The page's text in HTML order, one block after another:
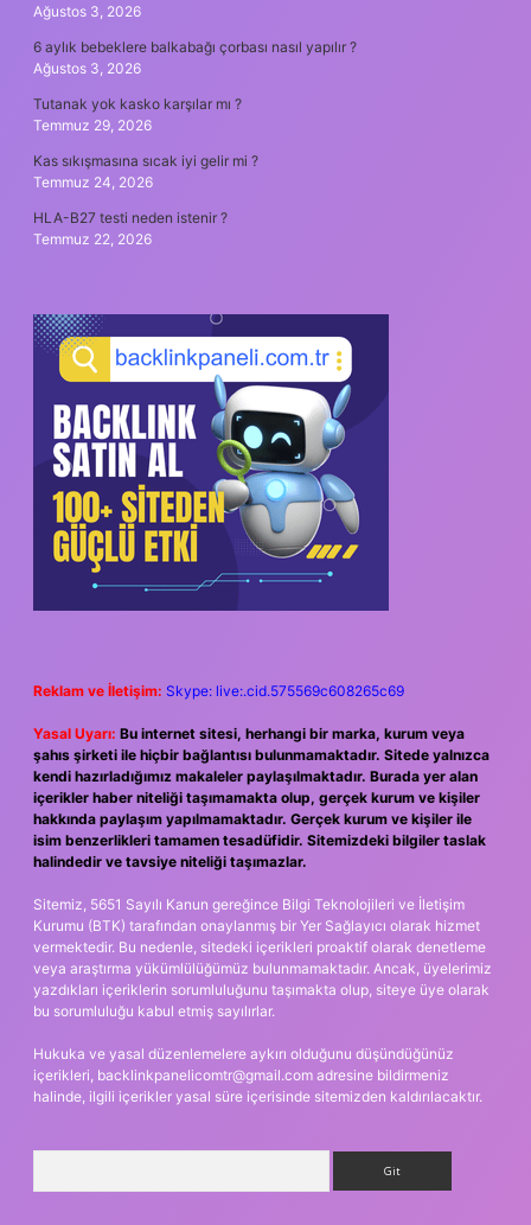
Ağustos 3, 2026
6 aylık bebeklere balkabağı çorbası nasıl yapılır ?
Ağustos 3, 2026
Tutanak yok kasko karşılar mı ?
Temmuz 29, 2026
Kas sıkışmasına sıcak iyi gelir mi ?
Temmuz 24, 2026
HLA-B27 testi neden istenir ?
Temmuz 22, 2026
Reklam ve İletişim: Skype: live:.cid.575569c608265c69
Yasal Uyarı: Bu internet sitesi, herhangi bir marka, kurum veya
şahıs şirketi ile hiçbir bağlantısı bulunmamaktadır. Sitede yalnızca
kendi hazırladığımız makaleler paylaşılmaktadır. Burada yer alan
içerikler haber niteliği taşımamakta olup, gerçek kurum ve kişiler
hakkında paylaşım yapılmamaktadır. Gerçek kurum ve kişiler ile
isim benzerlikleri tamamen tesadüfidir. Sitemizdeki bilgiler taslak
halindedir ve tavsiye niteliği taşımazlar.
Sitemiz, 5651 Sayılı Kanun gereğince Bilgi Teknolojileri ve İletişim
Kurumu (BTK) tarafından onaylanmış bir Yer Sağlayıcı olarak hizmet
vermektedir. Bu nedenle, sitedeki içerikleri proaktif olarak denetleme
veya araştırma yükümlülüğümüz bulunmamaktadır. Ancak, üyelerimiz
yazdıkları içeriklerin sorumluluğunu taşımakta olup, siteye üye olarak
bu sorumluluğu kabul etmiş sayılırlar.
Hukuka ve yasal düzenlemelere aykırı olduğunu düşündüğünüz
içerikleri, backlinkpanelicomtr@gmail.com adresine bildirmeniz
halinde, ilgili içerikler yasal süre içerisinde sitemizden kaldırılacaktır.